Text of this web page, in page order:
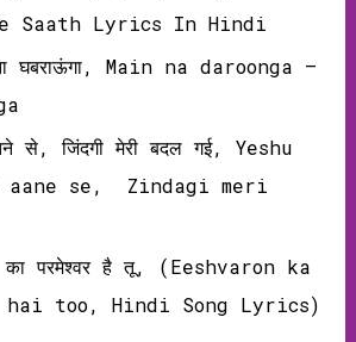
Saath Lyrics In Hindi
घबराऊंगा, Main na daroonga –
से, जिंदगी मेरी बदल गई, Yeshu
aane se, Zindagi meri
का परमेश्वर है तू, (Eeshvaron ka
hai too, Hindi Song Lyrics)